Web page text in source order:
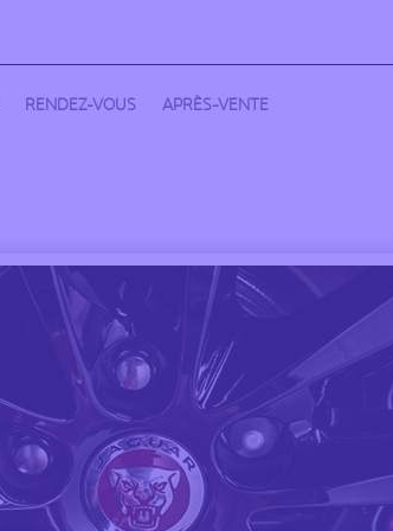
RENDEZ-VOUS APRÈS-VENTE